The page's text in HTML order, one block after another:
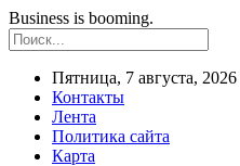
Business is booming.
Пятница, 7 августа, 2026
Контакты
Лента
Политика сайта
Карта